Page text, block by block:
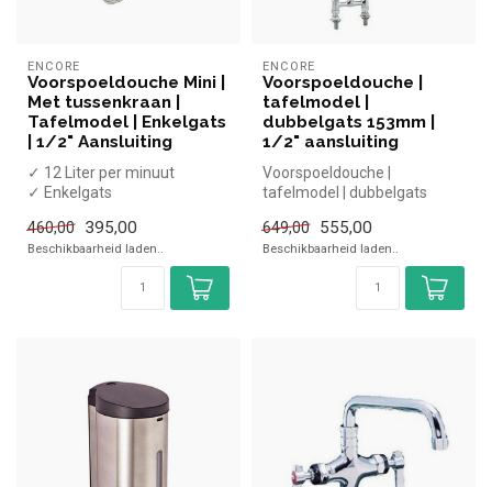
ENCORE
Voorspoeldouche Mini |
Met tussenkraan |
Tafelmodel | Enkelgats
| 1/2" Aansluiting
✓ 12 Liter per minuut
✓ Enkelgats
✓ NSF-gecertificeerd
✓ 1...
460,00 395,00
Beschikbaarheid laden..
ENCORE
Voorspoeldouche |
tafelmodel |
dubbelgats 153mm |
1/2" aansluiting
Voorspoeldouche |
tafelmodel | dubbelgats
|Encore simpe...
649,00 555,00
Beschikbaarheid laden..